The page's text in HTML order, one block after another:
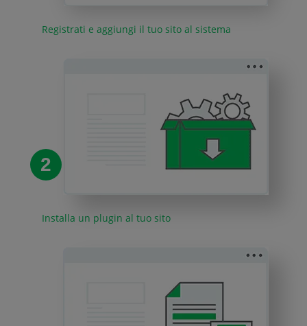
Registrati e aggiungi il tuo sito al sistema
2
Installa un plugin al tuo sito